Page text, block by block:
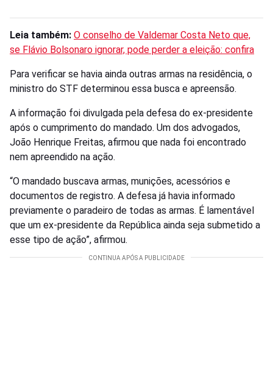
Leia também: O conselho de Valdemar Costa Neto que,
se Flávio Bolsonaro ignorar, pode perder a eleição: confira
Para verificar se havia ainda outras armas na residência, o
ministro do STF determinou essa busca e apreensão.
A informação foi divulgada pela defesa do ex-presidente
após o cumprimento do mandado. Um dos advogados,
João Henrique Freitas, afirmou que nada foi encontrado
nem apreendido na ação.
“O mandado buscava armas, munições, acessórios e
documentos de registro. A defesa já havia informado
previamente o paradeiro de todas as armas. É lamentável
que um ex-presidente da República ainda seja submetido a
esse tipo de ação”, afirmou.